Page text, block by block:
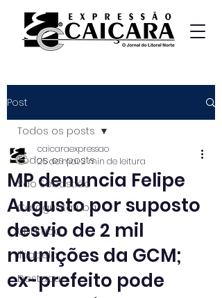
Post
Todos os posts
São Sebastião
Caraguatatuba
Ubatuba
Ilhabela
Destaque
Todos os posts
MP denuncia Felipe
Augusto por suposto
desvio de 2 mil
munições da GCM;
ex-prefeito pode
caicaraexpressao
25 de mai.2 min de leitura